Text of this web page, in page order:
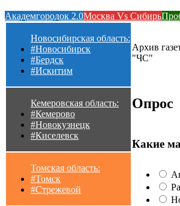
Академгородок 2.0Москва Vs Сибирь
Новосибирская область:
#Новосибирск
#Бердск
#Искитим
Кемеровская область:
#Кемерово
#Новокузнецк
#Киселевск
Томская область:
#Томск
#Стрежевой
Архив
"ЧС"
Опрос
Какие